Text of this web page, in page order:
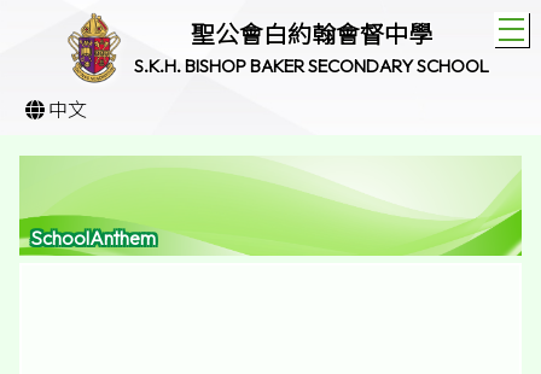
聖公會白約翰會督中學
S.K.H. BISHOP BAKER SECONDARY SCHOOL
中文
SchoolAnthem